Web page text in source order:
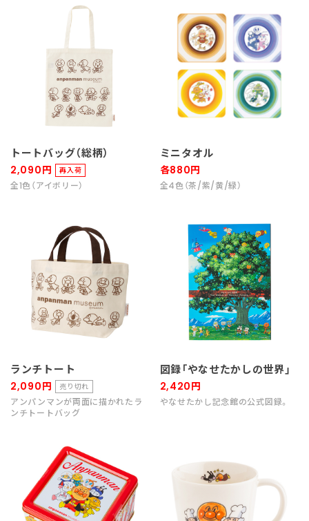
トートバッグ（総柄）
2,090円 再入荷
全1色（アイボリー）
ミニタオル
各880円
全4色（茶/紫/黄/緑）
ランチトート
2,090円 売り切れ
アンパンマンが両面に描かれたラ
ンチトートバッグ
図録「やなせたかしの世界」
2,420円
やなせたかし記念館の公式図録。